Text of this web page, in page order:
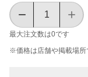
最大注文数は0です
※価格は​店舗や​掲載場所